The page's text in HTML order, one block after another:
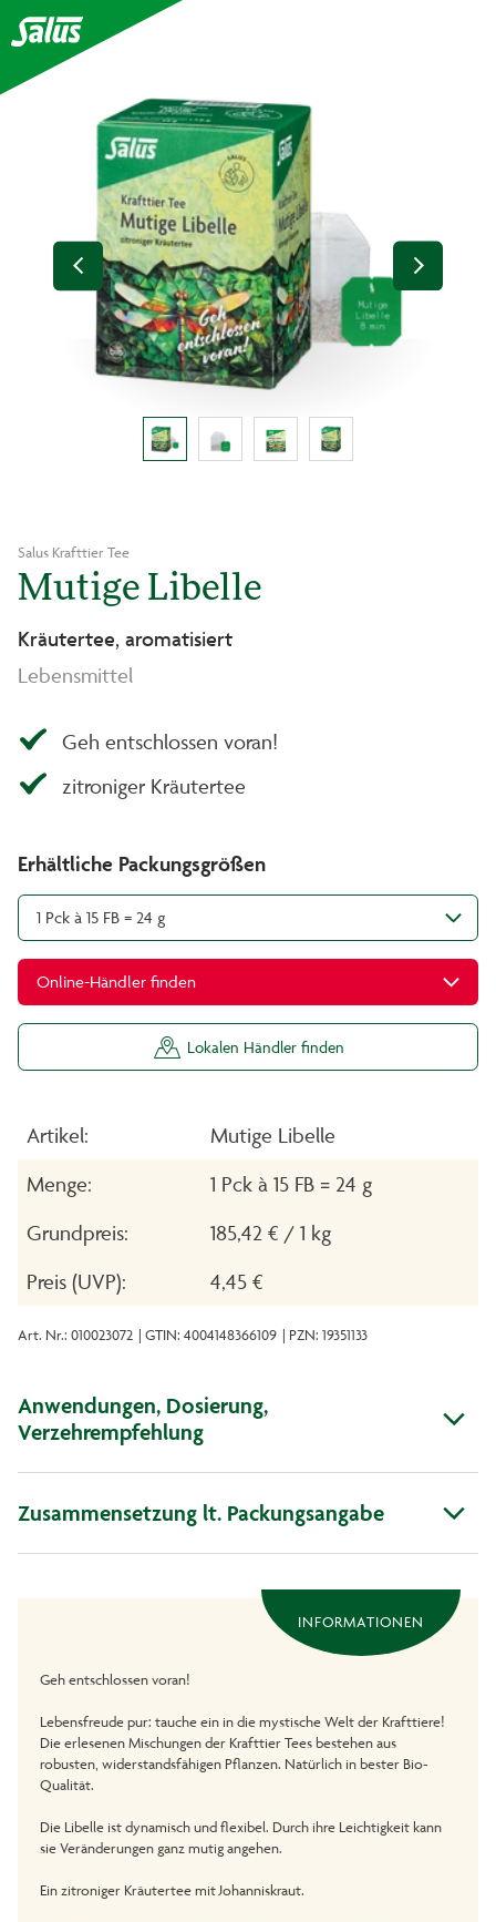
Salus Krafttier Tee
Mutige Libelle
Kräutertee, aromatisiert
Lebensmittel
Geh entschlossen voran!
zitroniger Kräutertee
Erhältliche Packungsgrößen
1 Pck à 15 FB = 24 g
Online-Händler finden
Lokalen Händler finden
Artikel:
Mutige Libelle
Menge:
1 Pck à 15 FB = 24 g
Grundpreis:
185,42 € / 1 kg
Preis (UVP):
4,45 €
Art. Nr.: 010023072 | GTIN: 4004148366109 | PZN: 19351133
Anwendungen, Dosierung,
Verzehrempfehlung
Zusammensetzung lt. Packungsangabe
INFORMATIONEN
Geh entschlossen voran!
Lebensfreude pur: tauche ein in die mystische Welt der Krafttiere!
Die erlesenen Mischungen der Krafttier Tees bestehen aus
robusten, widerstandsfähigen Pflanzen. Natürlich in bester Bio-
Qualität.
Die Libelle ist dynamisch und flexibel. Durch ihre Leichtigkeit kann
sie Veränderungen ganz mutig angehen.
Ein zitroniger Kräutertee mit Johanniskraut.